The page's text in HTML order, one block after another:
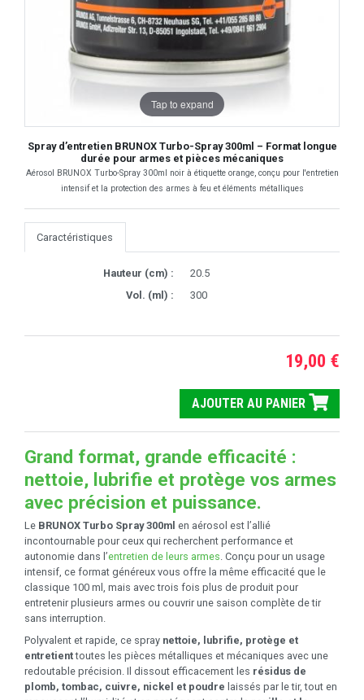
Tap to expand
Spray d’entretien BRUNOX Turbo-Spray 300ml – Format longue
durée pour armes et pièces mécaniques
Aérosol BRUNOX Turbo-Spray 300ml noir à étiquette orange, conçu pour l'entretien
intensif et la protection des armes à feu et éléments métalliques
Caractéristiques
Hauteur (cm) :
20.5
Vol. (ml) :
300
19,00 €
AJOUTER AU PANIER
Grand format, grande efficacité :
nettoie, lubrifie et protège vos armes
avec précision et puissance.
Le BRUNOX Turbo Spray 300ml en aérosol est l’allié
incontournable pour ceux qui recherchent performance et
autonomie dans l’entretien de leurs armes . Conçu pour un usage
intensif, ce format généreux vous offre la même efficacité que le
classique 100 ml, mais avec trois fois plus de produit pour
entretenir plusieurs armes ou couvrir une saison complète de tir
sans interruption.
Polyvalent et rapide, ce spray nettoie, lubrifie, protège et
entretienttoutes les pièces métalliques et mécaniques avec une
redoutable précision. Il dissout efficacement les résidus de
plomb, tombac, cuivre, nickel et poudre laissés par le tir, tout en